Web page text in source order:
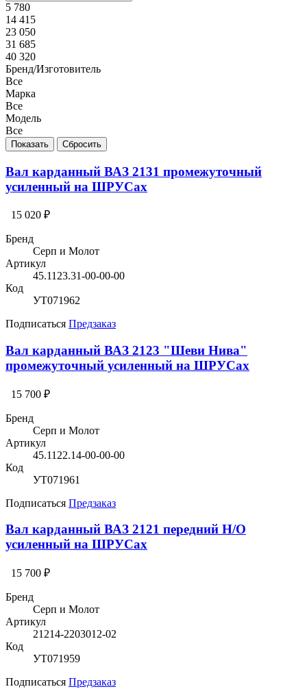
По популярности
5 780
14 415
23 050
31 685
40 320
Бренд/Изготовитель
Все
Марка
Все
Модель
Все
Вал карданный ВАЗ 2131 промежуточный
усиленный на ШРУСах
15 020 ₽
Бренд
Серп и Молот
Артикул
45.1123.31-00-00-00
Код
УТ071962
Подписаться Предзаказ
Вал карданный ВАЗ 2123 "Шеви Нива"
промежуточный усиленный на ШРУСах
15 700 ₽
Бренд
Серп и Молот
Артикул
45.1122.14-00-00-00
Код
УТ071961
Подписаться Предзаказ
Вал карданный ВАЗ 2121 передний Н/О
усиленный на ШРУСах
15 700 ₽
Бренд
Серп и Молот
Артикул
21214-2203012-02
Код
УТ071959
Подписаться Предзаказ